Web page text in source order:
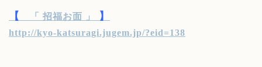
【 「 招福お面 」 】
http://kyo-katsuragi.jugem.jp/?eid=138